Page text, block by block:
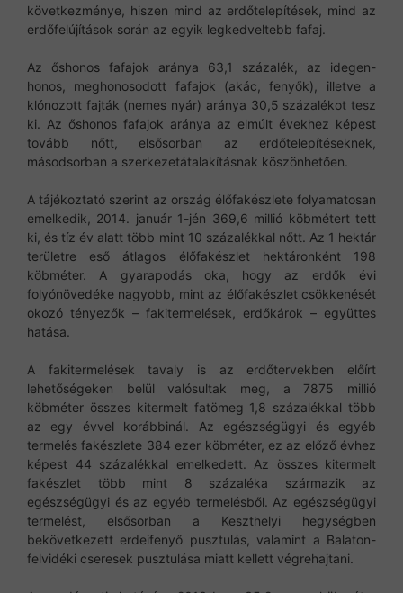
következménye, hiszen mind az erdőtelepítések, mind az
erdőfelújítások során az egyik legkedveltebb fafaj.
Az őshonos fafajok aránya 63,1 százalék, az idegen-
honos, meghonosodott fafajok (akác, fenyők), illetve a
klónozott fajták (nemes nyár) aránya 30,5 százalékot tesz
ki. Az őshonos fafajok aránya az elmúlt évekhez képest
tovább nőtt, elsősorban az erdőtelepítéseknek,
másodsorban a szerkezetátalakításnak köszönhetően.
A tájékoztató szerint az ország élőfakészlete folyamatosan
emelkedik, 2014. január 1-jén 369,6 millió köbmétert tett
ki, és tíz év alatt több mint 10 százalékkal nőtt. Az 1 hektár
területre eső átlagos élőfakészlet hektáronként 198
köbméter. A gyarapodás oka, hogy az erdők évi
folyónövedéke nagyobb, mint az élőfakészlet csökkenését
okozó tényezők – fakitermelések, erdőkárok – együttes
hatása.
A fakitermelések tavaly is az erdőtervekben előírt
lehetőségeken belül valósultak meg, a 7875 millió
köbméter összes kitermelt fatömeg 1,8 százalékkal több
az egy évvel korábbinál. Az egészségügyi és egyéb
termelés fakészlete 384 ezer köbméter, ez az előző évhez
képest 44 százalékkal emelkedett. Az összes kitermelt
fakészlet több mint 8 százaléka származik az
egészségügyi és az egyéb termelésből. Az egészségügyi
termelést, elsősorban a Keszthelyi hegységben
bekövetkezett erdeifenyő pusztulás, valamint a Balaton-
felvidéki cseresek pusztulása miatt kellett végrehajtani.